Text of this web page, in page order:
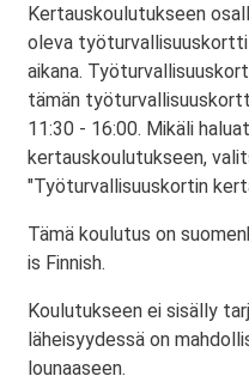
Kertauskoulutukseen
oleva
aikana.
tämän
11:30 - 16:00. Mikäli
kertauskoulutukseen,
"Työturvallisuuskortin
Tämä koulutus on
is Finnish.
Koulutukseen ei sisälly
läheisyydessä on
lounaaseen.